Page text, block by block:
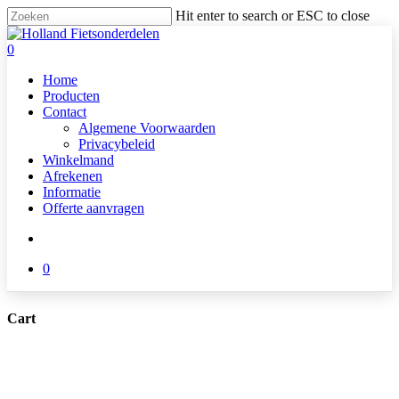
Skip
to
main
Hit enter to search or ESC to close
Close
Search
search
0
Home
Producten
Contact
Algemene Voorwaarden
Privacybeleid
Winkelmand
Afrekenen
Informatie
Offerte aanvragen
0
Cart